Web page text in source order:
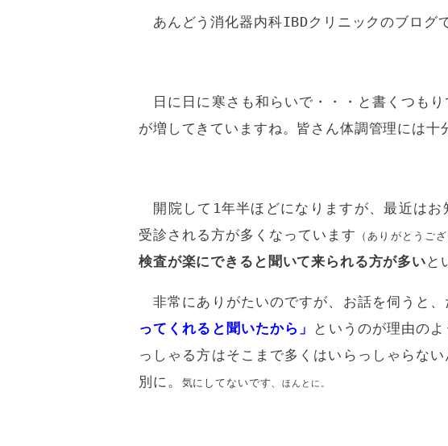
あんどう消化器内科IBDクリニックのブログで
日に日に寒さも和らいで・・・と書くつも
が増してきていますね。皆さん体調管理には十
開院して1年半ほどになりますが、最近はお
受診される方が多くなっています
（ありがとうご
検査が楽にできると聞いて来られる方が多い と
非常にありがたいのですが、お話を伺うと、
ってくれると聞いたから」
というのが理由のよ
っしゃる方はそこまで多くはいらっしゃらな
別に。
気にしてないです、ほんとに。